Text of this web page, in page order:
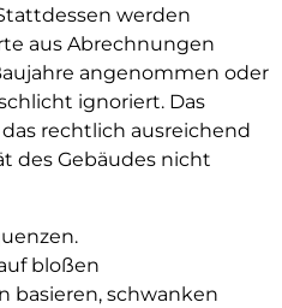
werden
aus Abrechnungen
angenommen oder
ignoriert. Das
rechtlich ausreichend
des Gebäudes nicht
bloßen
basieren, schwanken